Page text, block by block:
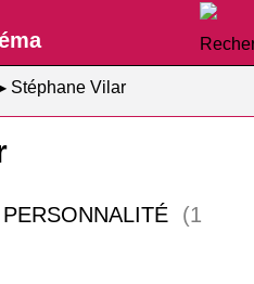
Stéphane Vilar
(1